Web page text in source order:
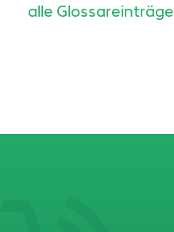
alle Glossareinträge